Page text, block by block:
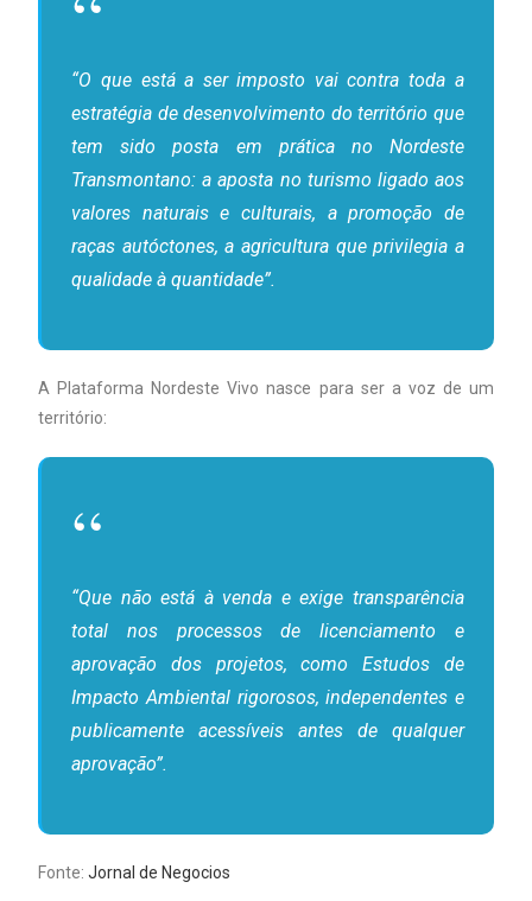
“O que está a ser imposto vai contra toda a
estratégia de desenvolvimento do território que
tem sido posta em prática no Nordeste
Transmontano: a aposta no turismo ligado aos
valores naturais e culturais, a promoção de
raças autóctones, a agricultura que privilegia a
qualidade à quantidade”.
A Plataforma Nordeste Vivo nasce para ser a voz de um
território:
“Que não está à venda e exige transparência
total nos processos de licenciamento e
aprovação dos projetos, como Estudos de
Impacto Ambiental rigorosos, independentes e
publicamente acessíveis antes de qualquer
aprovação”.
Fonte: Jornal de Negocios